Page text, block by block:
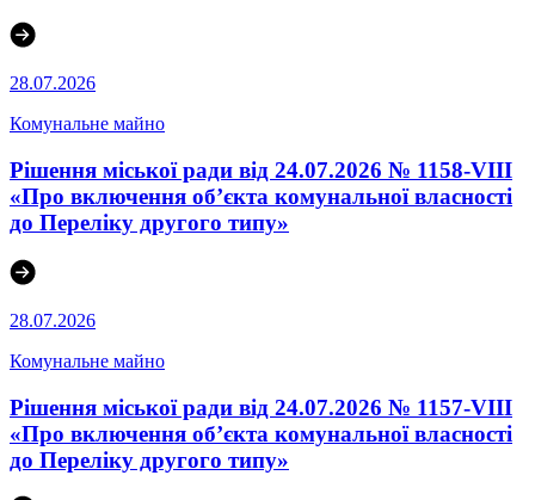
28.07.2026
Комунальне майно
Рішення міської ради від 24.07.2026 № 1158-VIII
«Про включення об’єкта комунальної власності
до Переліку другого типу»
28.07.2026
Комунальне майно
Рішення міської ради від 24.07.2026 № 1157-VIII
«Про включення об’єкта комунальної власності
до Переліку другого типу»